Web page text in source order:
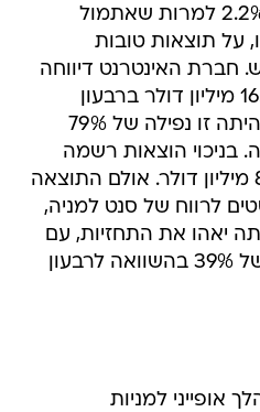
מניית יאהו יפאן ירדה ב-2.2% למרות שאתמול
על תוצאות טובות
חברת האינטרנט דיווחה
על רווח פרופורמה של 16.7 מיליון דולר ברבעון
הרביעי, או 3 סנט למניה. היתה זו נפילה של 79%
בניכוי הוצאות רשמה
החברה הפסד נקי של 8.7 מיליון דולר. אולם התוצאה
לרווח של סנט למניה,
יאהו את התחזיות, עם
188.9 מיליון דולר, נפילה של 39% בהשוואה לרבעון
אופייני למניות